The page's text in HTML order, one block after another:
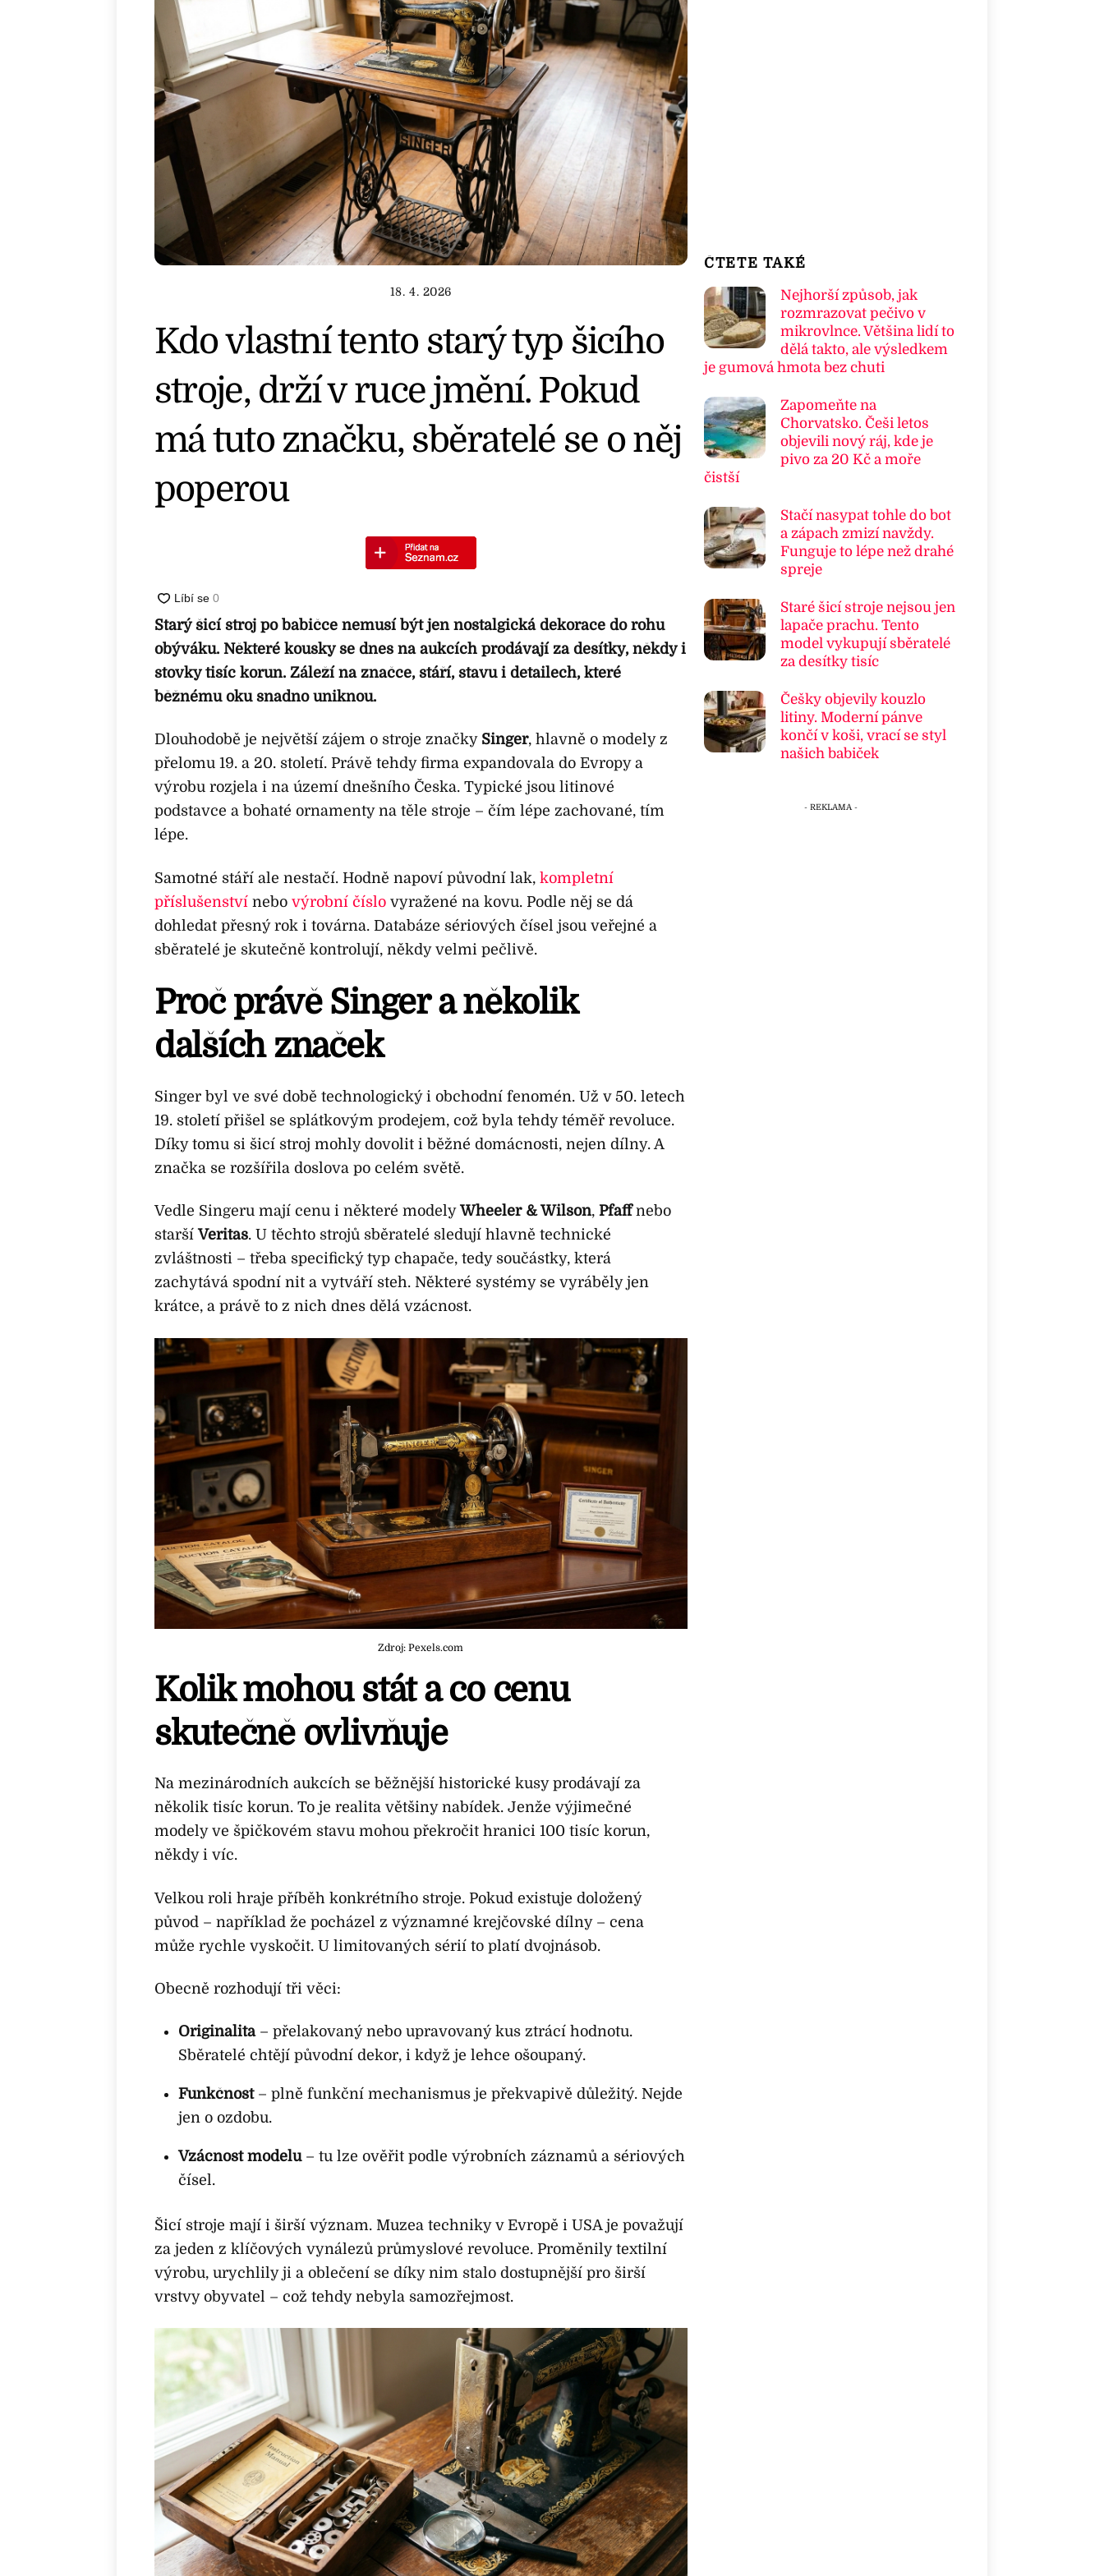
18. 4. 2026
Kdo vlastní tento starý typ šicího
stroje, drží v ruce jmění. Pokud
má tuto značku, sběratelé se o něj
poperou
Starý šicí stroj po babičce nemusí být jen nostalgická dekorace do rohu
obýváku. Některé kousky se dnes na aukcích prodávají za desítky, někdy i
stovky tisíc korun. Záleží na značce, stáří, stavu i detailech, které
běžnému oku snadno uniknou.
Dlouhodobě je největší zájem o stroje značky Singer, hlavně o modely z
přelomu 19. a 20. století. Právě tehdy firma expandovala do Evropy a
výrobu rozjela i na území dnešního Česka. Typické jsou litinové
podstavce a bohaté ornamenty na těle stroje – čím lépe zachované, tím
lépe.
Samotné stáří ale nestačí. Hodně napoví původní lak, kompletní
příslušenstvínebo výrobní číslovyražené na kovu. Podle něj se dá
dohledat přesný rok i továrna. Databáze sériových čísel jsou veřejné a
sběratelé je skutečně kontrolují, někdy velmi pečlivě.
Proč právě Singer a několik
dalších značek
Singer byl ve své době technologický i obchodní fenomén. Už v 50. letech
19. století přišel se splátkovým prodejem, což byla tehdy téměř revoluce.
Díky tomu si šicí stroj mohly dovolit i běžné domácnosti, nejen dílny. A
značka se rozšířila doslova po celém světě.
Vedle Singeru mají cenu i některé modely Wheeler & Wilson, Pfaffnebo
staršíVeritas. U těchto strojů sběratelé sledují hlavně technické
zvláštnosti – třeba specifický typ chapače, tedy součástky, která
zachytává spodní nit a vytváří steh. Některé systémy se vyráběly jen
krátce, a právě to z nich dnes dělá vzácnost.
Zdroj: Pexels.com
Kolik mohou stát a co cenu
skutečně ovlivňuje
Na mezinárodních aukcích se běžnější historické kusy prodávají za
několik tisíc korun. To je realita většiny nabídek. Jenže výjimečné
modely ve špičkovém stavu mohou překročit hranici 100 tisíc korun,
někdy i víc.
Velkou roli hraje příběh konkrétního stroje. Pokud existuje doložený
původ – například že pocházel z významné krejčovské dílny – cena
může rychle vyskočit. U limitovaných sérií to platí dvojnásob.
Obecně rozhodují tři věci:
Originalita– přelakovaný nebo upravovaný kus ztrácí hodnotu.
Sběratelé chtějí původní dekor, i když je lehce ošoupaný.
Funkčnost– plně funkční mechanismus je překvapivě důležitý. Nejde
jen o ozdobu.
Vzácnost modelu– tu lze ověřit podle výrobních záznamů a sériových
čísel.
Šicí stroje mají i širší význam. Muzea techniky v Evropě i USA je považují
za jeden z klíčových vynálezů průmyslové revoluce. Proměnily textilní
výrobu, urychlily ji a oblečení se díky nim stalo dostupnější pro širší
vrstvy obyvatel – což tehdy nebyla samozřejmost.
ČTETE TAKÉ
Nejhorší způsob, jak
rozmrazovat pečivo v
mikrovlnce. Většina lidí to
dělá takto, ale výsledkem
je gumová hmota bez chuti
Zapomeňte na
Chorvatsko. Češi letos
objevili nový ráj, kde je
pivo za 20 Kč a moře
čistší
Stačí nasypat tohle do bot
a zápach zmizí navždy.
Funguje to lépe než drahé
spreje
Staré šicí stroje nejsou jen
lapače prachu. Tento
model vykupují sběratelé
za desítky tisíc
Češky objevily kouzlo
litiny. Moderní pánve
končí v koši, vrací se styl
našich babiček